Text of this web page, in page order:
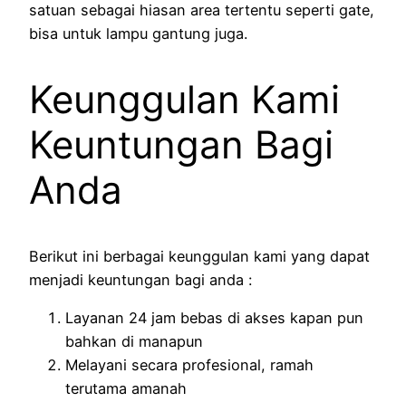
satuan sebagai hiasan area tertentu seperti gate,
bisa untuk lampu gantung juga.
Keunggulan Kami
Keuntungan Bagi
Anda
Berikut ini berbagai keunggulan kami yang dapat
menjadi keuntungan bagi anda :
Layanan 24 jam bebas di akses kapan pun
bahkan di manapun
Melayani secara profesional, ramah
terutama amanah